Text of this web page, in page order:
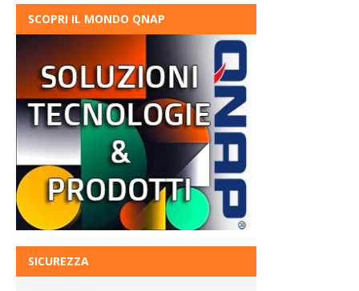
SCOPRI IL MONDO QNAP
SICUREZZA